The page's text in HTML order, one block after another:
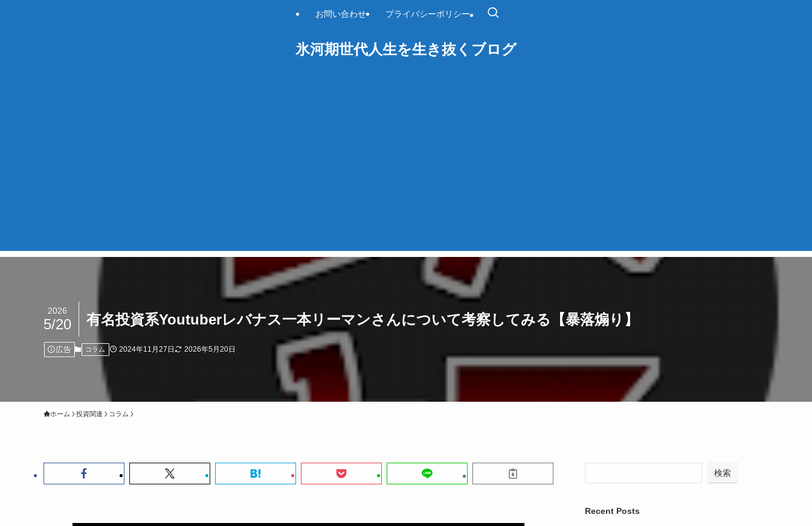
氷河期世代人生を生き抜くブログ
お問い合わせ プライバシーポリシー
有名投資系Youtuberレバナス一本リーマンさんについて考察してみる【暴落煽り】
2026
5/20
広告 コラム 2024年11月27日 2026年5月20日
ホーム 投資関連 コラム
検索
Recent Posts